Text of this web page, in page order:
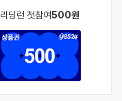
리딩런 첫참여500원